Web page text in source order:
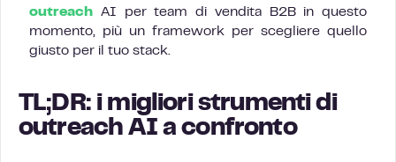
outreach AI per team di vendita B2B in questo
momento, più un framework per scegliere quello
giusto per il tuo stack.
TL;DR: i migliori strumenti di
outreach AI a confronto